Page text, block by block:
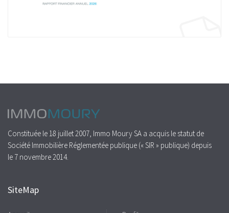
Constituée le 18 juillet 2007, Immo Moury SA a acquis le statut de
Société Immobilière Réglementée publique (« SIR » publique) depuis
le 7 novembre 2014.
SiteMap